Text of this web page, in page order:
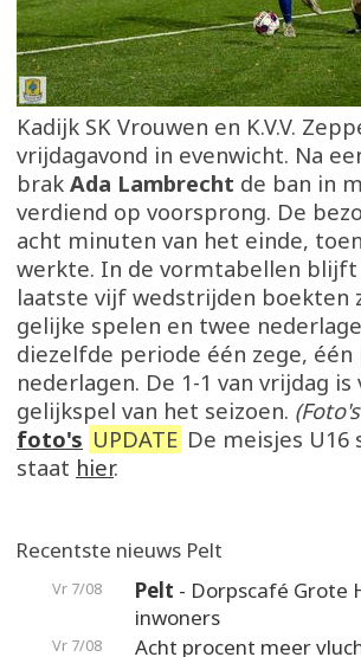
Kadijk SK Vrouwen en K.V.V.
vrijdagavond in evenwicht. Na
brak Ada Lambrecht de ban in
verdiend op voorsprong. De
acht minuten van het einde,
werkte. In de vormtabellen
laatste vijf wedstrijden boekten
gelijke spelen en twee
diezelfde periode één zege,
nederlagen. De 1-1 van vrijdag
gelijkspel van het seizoen.
foto's UPDATE De meisjes
staat hier.
Recentste nieuws Pelt
Vr 7/08 Pelt - Dorpscafé Grote
inwoners
Vr 7/08 Acht procent meer